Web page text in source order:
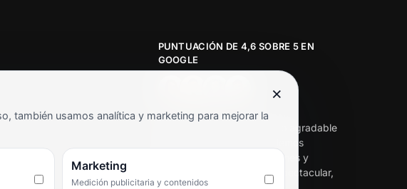
PUNTUACIÓN DE 4,6 SOBRE 5 EN
GOOGLE
★★★★★
«Servicio de calidad y trato agradable
con precios excelentes. Hemos
comprado en varias ocasiones y
siempre dan respuesta. Espectacular,
×
también usamos analítica y marketing para mejorar la
Marketing
Medición publicitaria y contenidos